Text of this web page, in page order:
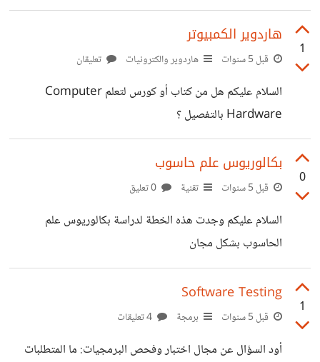
التدريبات المخصصة للطلاب، كيف يمكنني الحصول على ايميل
جامعي؟
1
هاردوير الكمبيوتر
قبل 5 سنوات هاردوير والكترونيات تعليقان
السلام عليكم هل من كتاب أو كورس لتعلم Computer
Hardware بالتفصيل ؟
0
بكالوريوس علم حاسوب
قبل 5 سنوات تقنية
السلام عليكم وجدت هذه الخطة لدراسة بكالوريوس علم
الحاسوب بشكل مجان
https://github.com/ossu/computer-science هل
فعلا هذا البرنامج يشمل مواد علم الحاسوب ؟ هل من أحد قام
بتجربته و ينصح به ؟
1
Software Testing
قبل 5 سنوات برمجة
أود السؤال عن مجال اختبار وفحص البرمجيات: ما المتطلبات